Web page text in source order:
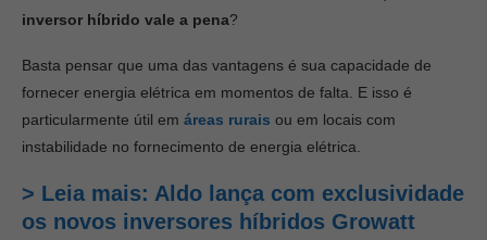
inversor híbrido vale a pena?
Basta pensar que uma das vantagens é sua capacidade de
fornecer energia elétrica em momentos de falta. E isso é
particularmente útil em áreas rurais ou em locais com
instabilidade no fornecimento de energia elétrica.
> Leia mais: Aldo lança com exclusividade
os novos inversores híbridos Growatt